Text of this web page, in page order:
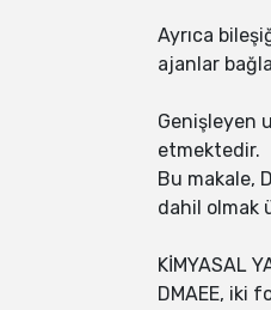
Ayrıca
ajanlar
Genişleyen
etmektedir.
Bu makale,
dahil olmak
KİMYASAL
DMAEE, iki